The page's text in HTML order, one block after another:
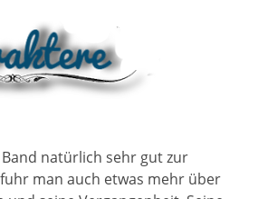
natürlich sehr gut zur
man auch etwas mehr über